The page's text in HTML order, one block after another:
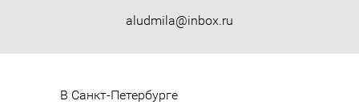
aludmila@inbox.ru
В Санкт-Петербурге